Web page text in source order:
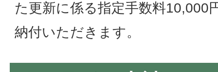
た更新に係る指定手数料10,000
納付いただきます。